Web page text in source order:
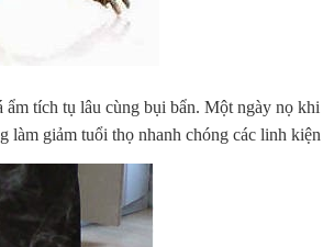
tích tụ lâu cùng bụi bẩn. Một ngày nọ
giảm tuổi thọ nhanh chóng các linh